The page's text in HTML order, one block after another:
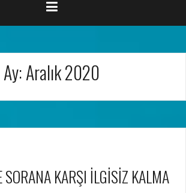
Ay:Aralık 2020
SORANA KARŞI İLGİSİZ KALMA